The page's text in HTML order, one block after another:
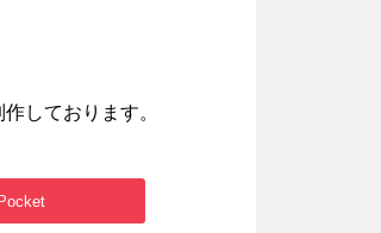
しております。